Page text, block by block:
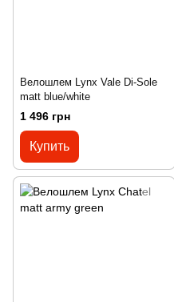
Велошлем Lynx Vale Di-Sole
matt blue/white
1 496 грн
Купить